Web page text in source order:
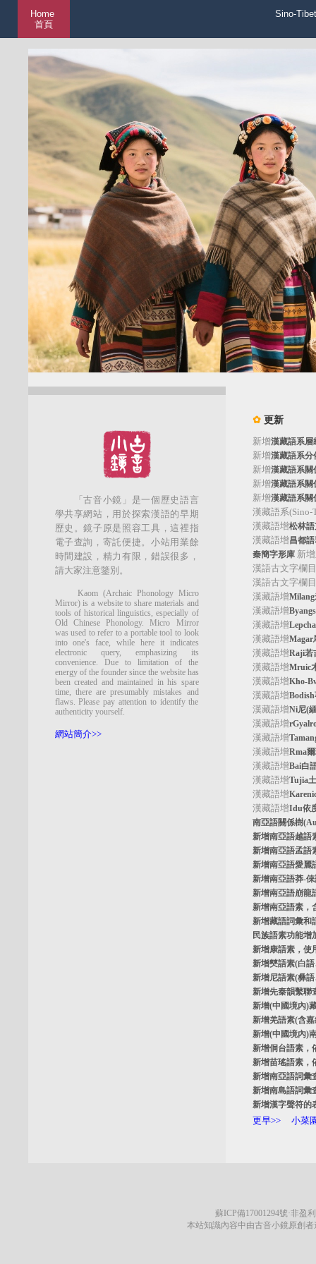
Home
首頁
Sino-
「古音小鏡」是一個歷史語言
學共享網站，用於探索漢語的早期
歷史。鏡子原是照容工具，這裡指
電子查詢，寄託便捷。小站用業餘
時間建設，精力有限，錯誤很多，
請大家注意鑒別。
Kaom (Archaic Phonology Micro
Mirror) is a website to share materials and
tools of historical linguistics, especially of
Old Chinese Phonology. Micro Mirror
was used to refer to a portable tool to look
into one's face, while here it indicates
electronic query, emphasizing its
convenience. Due to limitation of the
energy of the founder since the website has
been created and maintained in his spare
time, there are presumably mistakes and
flaws. Please pay attention to identify the
authenticity yourself.
網站簡介>>
✿ 更新
新增漢藏語系層
新增漢藏語系分
新增漢藏語系關
新增漢藏語系關
新增漢藏語系關
漢藏語系(Sino-
漢藏語增松林語
漢藏語增昌都語
秦簡字形庫新增
漢語古文字欄
漢語古文字欄
漢藏語增Milang
漢藏語增
漢藏語增
漢藏語增Magar
漢藏語增Raji若
漢藏語增Mruic
漢藏語增Kho-
漢藏語增
漢藏語增Ni尼(
漢藏語增
漢藏語增
漢藏語增Rma
漢藏語增Bai白
漢藏語增Tujia
漢藏語增
漢藏語增Idu依
南亞語關係樹
新增南亞語越語
新增南亞語孟語
新增南亞語愛麗
新增南亞語莽-倈
新增南亞語崩龍
新增南亞語素，
新增藏語詞彙和
民族語素功能
新增康語素，使
新增僰語素(白
新增尼語素(彝
新增先秦韻繫聯
新增(中國境內)
新增羌語素(含
新增(中國境內)
新增侗台語素，
新增苗瑤語素，
新增南亞語詞彙
新增南島語詞彙
新增漢字聲符的
更早>> 小菜
蘇ICP備17001294號·非盈
本站知識內容中由古音小鏡原創